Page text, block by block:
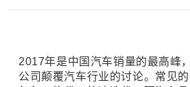
2017年是中国汽车销量的最高峰
公司颠覆汽车行业的讨论。常见